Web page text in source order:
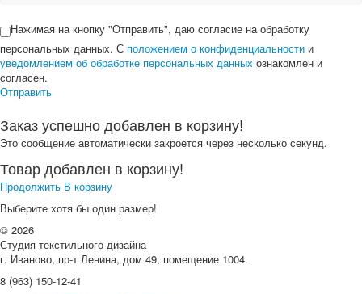
Нажимая на кнопку "Отправить", даю согласие на обработку
персональных данных. С положением о конфиденциальности и
уведомлением об обработке персональных данных ознакомлен и
согласен.
Отправить
Заказ успешно добавлен в корзину!
Это сообщение автоматически закроется через несколько секунд.
Товар добавлен в корзину!
Продолжить В корзину
Выберите хотя бы один размер!
© 2026
Студия текстильного дизайна
г. Иваново, пр-т Ленина, дом 49, помещение 1004.
8 (963) 150-12-41